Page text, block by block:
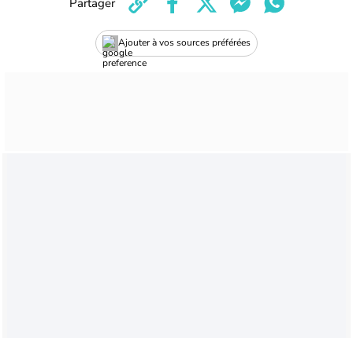
Ajouter à vos sources préférées